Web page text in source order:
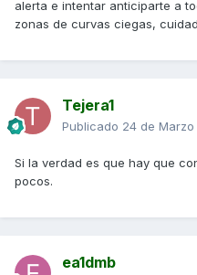
alerta e intentar anticiparte a
zonas de curvas ciegas,
Tejera1
Publicado 24 de Marzo
Si la verdad es que hay que
pocos.
ea1dmb